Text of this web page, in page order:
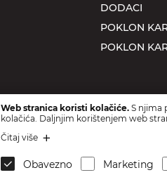
DODACI
POKLON
POKLON
Web stranica koristi kolačiće. S njima
kolačića. Daljnjim korištenjem web
Čitaj više
Obavezno Marketing